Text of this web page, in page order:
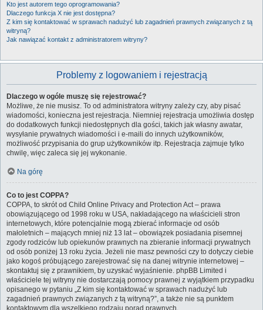
Kto jest autorem tego oprogramowania?
Dlaczego funkcja X nie jest dostępna?
Z kim się kontaktować w sprawach nadużyć lub zagadnień prawnych związanych z tą
witryną?
Jak nawiązać kontakt z administratorem witryny?
Problemy z logowaniem i rejestracją
Dlaczego w ogóle muszę się rejestrować?
Możliwe, że nie musisz. To od administratora witryny zależy czy, aby pisać
wiadomości, konieczna jest rejestracja. Niemniej rejestracja umożliwia dostęp
do dodatkowych funkcji niedostępnych dla gości, takich jak własny awatar,
wysyłanie prywatnych wiadomości i e-maili do innych użytkowników,
możliwość przypisania do grup użytkowników itp. Rejestracja zajmuje tylko
chwilę, więc zaleca się jej wykonanie.
Na górę
Co to jest COPPA?
COPPA, to skrót od Child Online Privacy and Protection Act – prawa
obowiązującego od 1998 roku w USA, nakładającego na właścicieli stron
internetowych, które potencjalnie mogą zbierać informacje od osób
małoletnich – mających mniej niż 13 lat – obowiązek posiadania pisemnej
zgody rodziców lub opiekunów prawnych na zbieranie informacji prywatnych
od osób poniżej 13 roku życia. Jeżeli nie masz pewności czy to dotyczy ciebie
jako kogoś próbującego zarejestrować się na danej witrynie internetowej –
skontaktuj się z prawnikiem, by uzyskać wyjaśnienie. phpBB Limited i
właściciele tej witryny nie dostarczają pomocy prawnej z wyjątkiem przypadku
opisanego w pytaniu „Z kim się kontaktować w sprawach nadużyć lub
zagadnień prawnych związanych z tą witryną?”, a także nie są punktem
kontaktowym dla wszelkiego rodzaju porad prawnych.